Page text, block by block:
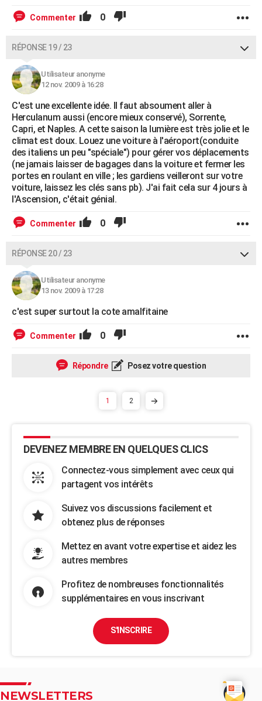
Commenter 0
RÉPONSE 19 / 23
Utilisateur anonyme
12 nov. 2009 à 16:28
C'est une excellente idée. Il faut absoument aller à
Herculanum aussi (encore mieux conservé), Sorrente,
Capri, et Naples. A cette saison la lumière est très jolie et le
climat est doux. Louez une voiture à l'aéroport(conduite
des italiens un peu "spéciale") pour gérer vos déplacements
(ne jamais laisser de bagages dans la voiture et fermer les
portes en roulant en ville ; les gardiens veilleront sur votre
voiture, laissez les clés sans pb). J'ai fait cela sur 4 jours à
l'Ascension, c'était génial.
Commenter 0
RÉPONSE 20 / 23
Utilisateur anonyme
13 nov. 2009 à 17:28
c'est super surtout la cote amalfitaine
Commenter 0
Répondre Posez votre question
1 2
DEVENEZ MEMBRE EN QUELQUES CLICS
Connectez-vous simplement avec ceux qui
partagent vos intérêts
Suivez vos discussions facilement et
obtenez plus de réponses
Mettez en avant votre expertise et aidez les
autres membres
Profitez de nombreuses fonctionnalités
supplémentaires en vous inscrivant
S'INSCRIRE
NEWSLETTERS